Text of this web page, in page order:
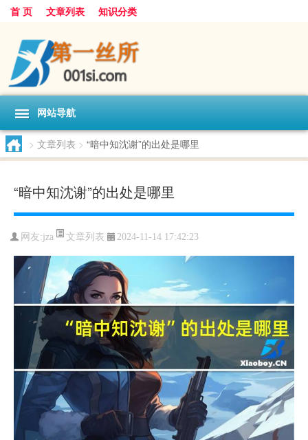
首 页 文章列表 知识分类
网站导航
> 文章列表 > “暗中知沈谢”的出处是哪里
“暗中知沈谢”的出处是哪里
网友:jza 文章列表 2024-11-14 17:42:23